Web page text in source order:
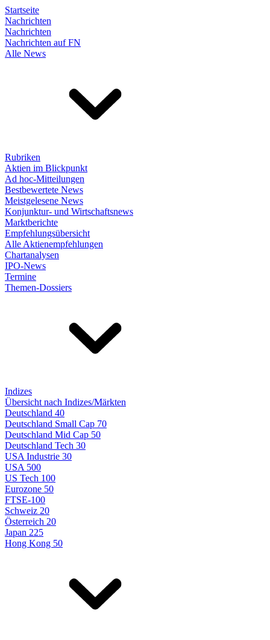
Startseite
Nachrichten
Nachrichten
Nachrichten auf FN
Alle News
Rubriken
Aktien im Blickpunkt
Ad hoc-Mitteilungen
Bestbewertete News
Meistgelesene News
Konjunktur- und Wirtschaftsnews
Marktberichte
Empfehlungsübersicht
Alle Aktienempfehlungen
Chartanalysen
IPO-News
Termine
Themen-Dossiers
Indizes
Übersicht nach Indizes/Märkten
Deutschland 40
Deutschland Small Cap 70
Deutschland Mid Cap 50
Deutschland Tech 30
USA Industrie 30
USA 500
US Tech 100
Eurozone 50
FTSE-100
Schweiz 20
Österreich 20
Japan 225
Hong Kong 50